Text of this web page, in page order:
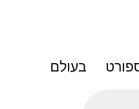
בעולם